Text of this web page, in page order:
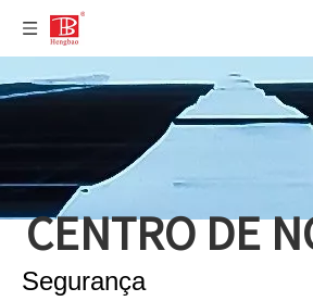
CENTRO DE
Segurança